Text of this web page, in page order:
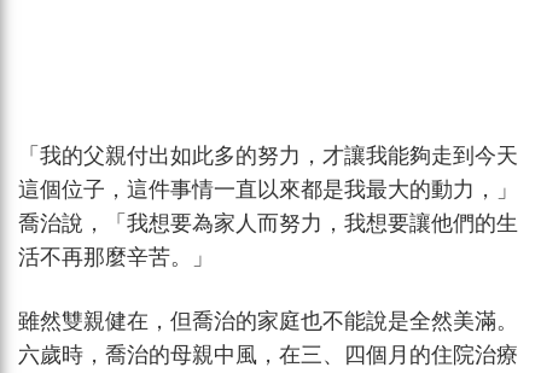
「我的父親付出如此多的努力，才讓我能夠走到今天
這個位子，這件事情一直以來都是我最大的動力，」
喬治說，「我想要為家人而努力，我想要讓他們的生
活不再那麼辛苦。」
雖然雙親健在，但喬治的家庭也不能說是全然美滿。
六歲時，喬治的母親中風，在三、四個月的住院治療